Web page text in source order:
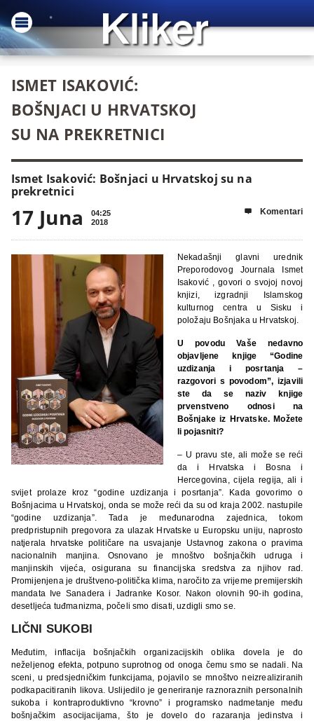
ISMET ISAKOVIĆ:
BOŠNJACI U HRVATSKOJ
SU NA PREKRETNICI
Ismet Isaković: Bošnjaci u Hrvatskoj su na
prekretnici
17 Juna
04:25
2018
 Komentari
Nekadašnji glavni urednik
Preporodovog Journala Ismet
Isaković , govori o svojoj novoj
knjizi, izgradnji Islamskog
kulturnog centra u Sisku i
položaju Bošnjaka u Hrvatskoj.
U povodu Vaše nedavno
objavljene knjige “Godine
uzdizanja i posrtanja –
razgovori s povodom”, izjavili
ste da se naziv knjige
prvenstveno odnosi na
Bošnjake iz Hrvatske. Možete
li pojasniti?
– U pravu ste, ali može se reći
da i Hrvatska i Bosna i
Hercegovina, cijela regija, ali i
svijet prolaze kroz “godine uzdizanja i posrtanja”. Kada govorimo o
Bošnjacima u Hrvatskoj, onda se može reći da su od kraja 2002. nastupile
“godine uzdizanja”. Tada je međunarodna zajednica, tokom
predpristupnih pregovora za ulazak Hrvatske u Europsku uniju, naprosto
natjerala hrvatske političare na usvajanje Ustavnog zakona o pravima
nacionalnih manjina. Osnovano je mnoštvo bošnjačkih udruga i
manjinskih vijeća, osigurana su financijska sredstva za njihov rad.
Promijenjena je društveno-politička klima, naročito za vrijeme premijerskih
mandata Ive Sanadera i Jadranke Kosor. Nakon olovnih 90-ih godina,
desetljeća tuđmanizma, počeli smo disati, uzdigli smo se.
LIČNI SUKOBI
Međutim, inflacija bošnjačkih organizacijskih oblika dovela je do
neželjenog efekta, potpuno suprotnog od onoga čemu smo se nadali. Na
sceni, u predsjedničkim funkcijama, pojavilo se mnoštvo neizrealiziranih
podkapacitiranih likova. Uslijedilo je generiranje raznoraznih personalnih
sukoba i kontraproduktivno “krovno” i programsko nadmetanje među
bošnjačkim asocijacijama, što je dovelo do razaranja jedinstva i